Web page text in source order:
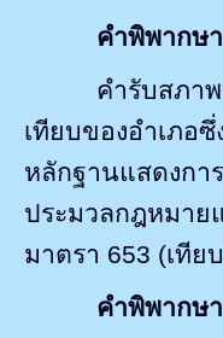
คำพิพากษ
คำรับสภา
เทียบของอำเภอ
หลักฐานแสดงกา
ประมวลกฎหมา
มาตรา 653 (เทีย
คำพิพากษ